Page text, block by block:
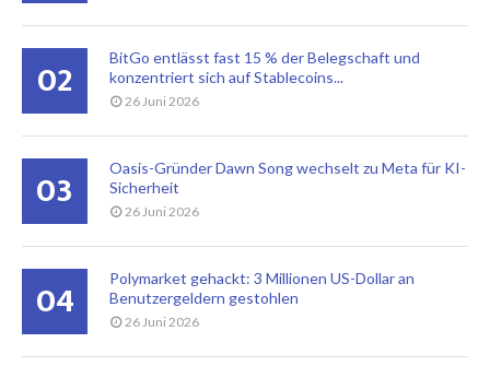
02
BitGo entlässt fast 15 % der Belegschaft und
konzentriert sich auf Stablecoins...
26 Juni 2026
03
Oasis-Gründer Dawn Song wechselt zu Meta für KI-
Sicherheit
26 Juni 2026
04
Polymarket gehackt: 3 Millionen US-Dollar an
Benutzergeldern gestohlen
26 Juni 2026